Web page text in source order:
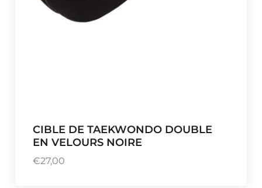
CIBLE DE TAEKWONDO DOUBLE
EN VELOURS NOIRE
€27,00